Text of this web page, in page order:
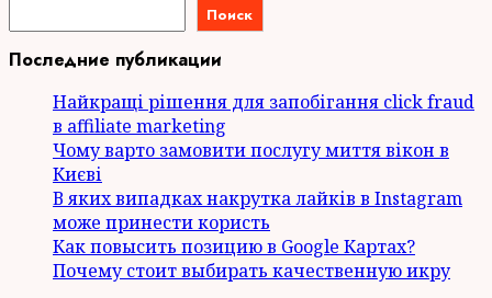
Поиск
Последние публикации
Найкращі рішення для запобігання click fraud
в affiliate marketing
Чому варто замовити послугу миття вікон в
Києві
В яких випадках накрутка лайків в Instagram
може принести користь
Как повысить позицию в Google Картах?
Почему стоит выбирать качественную икру